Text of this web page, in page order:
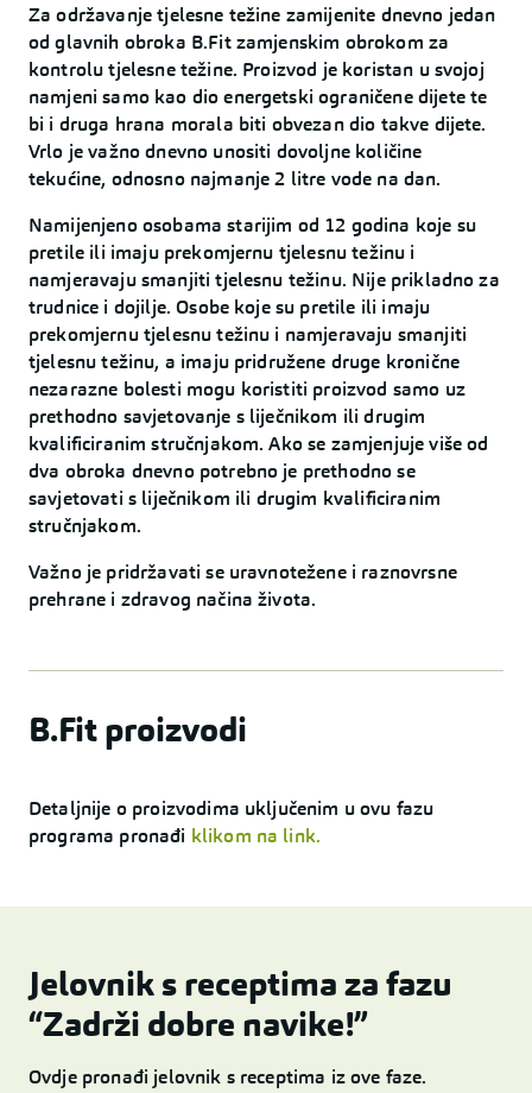
Za održavanje tjelesne težine zamijenite dnevno jedan
od glavnih obroka B.Fit zamjenskim obrokom za
kontrolu tjelesne težine. Proizvod je koristan u svojoj
namjeni samo kao dio energetski ograničene dijete te
bi i druga hrana morala biti obvezan dio takve dijete.
Vrlo je važno dnevno unositi dovoljne količine
tekućine, odnosno najmanje 2 litre vode na dan.
Namijenjeno osobama starijim od 12 godina koje su
pretile ili imaju prekomjernu tjelesnu težinu i
namjeravaju smanjiti tjelesnu težinu. Nije prikladno za
trudnice i dojilje. Osobe koje su pretile ili imaju
prekomjernu tjelesnu težinu i namjeravaju smanjiti
tjelesnu težinu, a imaju pridružene druge kronične
nezarazne bolesti mogu koristiti proizvod samo uz
prethodno savjetovanje s liječnikom ili drugim
kvalificiranim stručnjakom. Ako se zamjenjuje više od
dva obroka dnevno potrebno je prethodno se
savjetovati s liječnikom ili drugim kvalificiranim
stručnjakom.
Važno je pridržavati se uravnotežene i raznovrsne
prehrane i zdravog načina života.
B.Fit proizvodi
Detaljnije o proizvodima uključenim u ovu fazu
programa pronađi klikom na link.
Jelovnik s receptima za fazu
“Zadrži dobre navike!”
Ovdje pronađi jelovnik s receptima iz ove faze.